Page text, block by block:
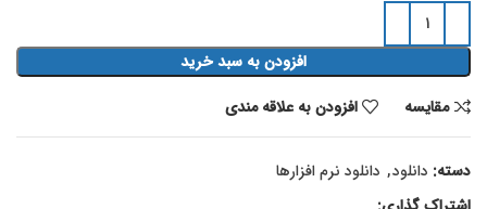
افزودن به سبد خرید
مقايسه
افزودن به علاقه مندی
دسته: دانلود, دانلود نرم افزارها